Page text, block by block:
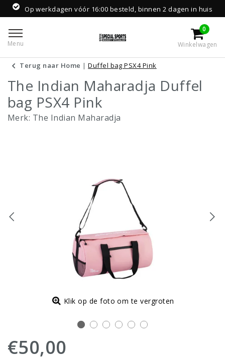
Op werkdagen vóór 16:00 besteld, binnen 2 dagen in huis
Menu
0
Winkelwagen
Terug naar Home |Duffel bag PSX4 Pink
The Indian Maharadja Duffel
bag PSX4 Pink
Merk: The Indian Maharadja
Klik op de foto om te vergroten
€50,00